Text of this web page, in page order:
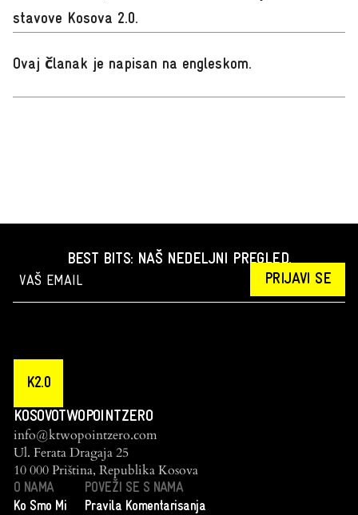
stavove Kosova 2.0.
Ovaj članak je napisan na engleskom.
BEST BITS: NAŠ NEDELJNI PREGLED.
PRIJAVI SE
K2.0
KOSOVOTWOPOINTZERO
info@ktwopointzero.com
Ul. Ferata Dragaja 25
10 000 Priština, Republika Kosova
O NAMA
Ko Smo Mi
POVEŽI SE S NAMA
Pravila Komentarisanja